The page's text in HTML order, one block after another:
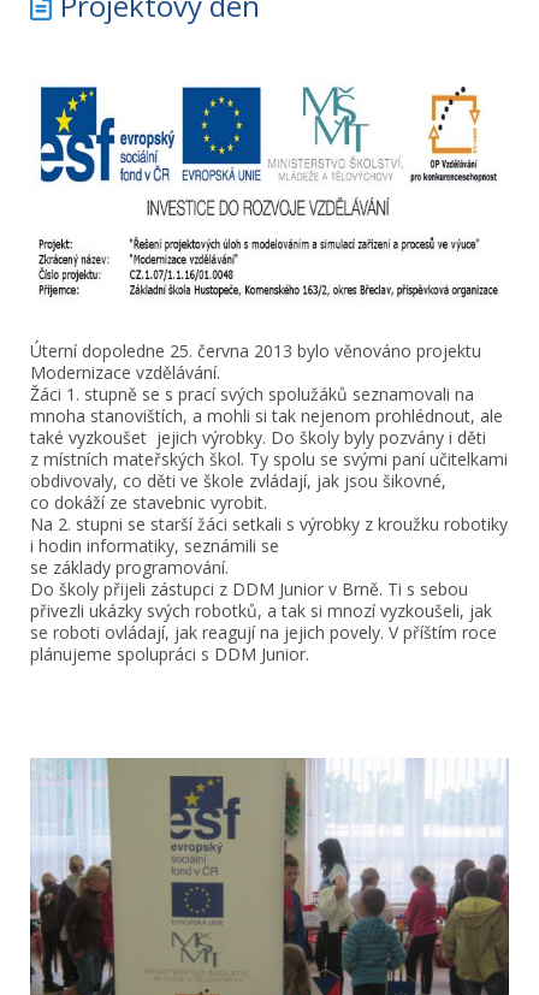
Úterní dopoledne 25. června 2013 bylo věnováno projektu
Modernizace vzdělávání.
Žáci 1. stupně se s prací svých spolužáků seznamovali na
mnoha stanovištích, a mohli si tak nejenom prohlédnout, ale
také vyzkoušet jejich výrobky. Do školy byly pozvány i děti
z místních mateřských škol. Ty spolu se svými paní učitelkami
obdivovaly, co děti ve škole zvládají, jak jsou šikovné,
co dokáží ze stavebnic vyrobit.
Na 2. stupni se starší žáci setkali s výrobky z kroužku robotiky
i hodin informatiky, seznámili se
se základy programování.
Do školy přijeli zástupci z DDM Junior v Brně. Ti s sebou
přivezli ukázky svých robotků, a tak si mnozí vyzkoušeli, jak
se roboti ovládají, jak reagují na jejich povely. V příštím roce
plánujeme spolupráci s DDM Junior.